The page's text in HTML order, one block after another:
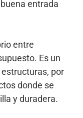
entrada
entre
Es un
por
donde se
y duradera.